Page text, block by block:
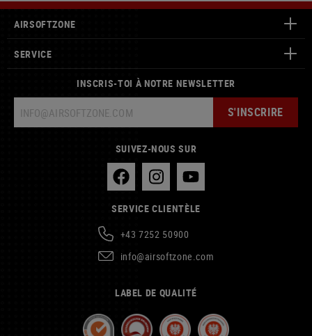
AIRSOFTZONE
SERVICE
INSCRIS-TOI À NOTRE NEWSLETTER
S'INSCRIRE
SUIVEZ-NOUS SUR
SERVICE CLIENTÈLE
+43 7252 50900
info@airsoftzone.com
LABEL DE QUALITÉ